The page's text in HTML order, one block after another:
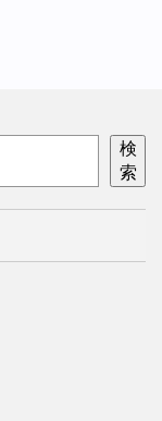
検
索